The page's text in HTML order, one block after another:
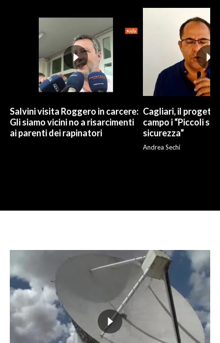
Salvini visita Roggero in carcere:
Gli siamo vicini no a risarcimenti
ai parenti dei rapinatori
Cagliari, il
campo i “Piccoli
sicurezza”
Andrea Sechi